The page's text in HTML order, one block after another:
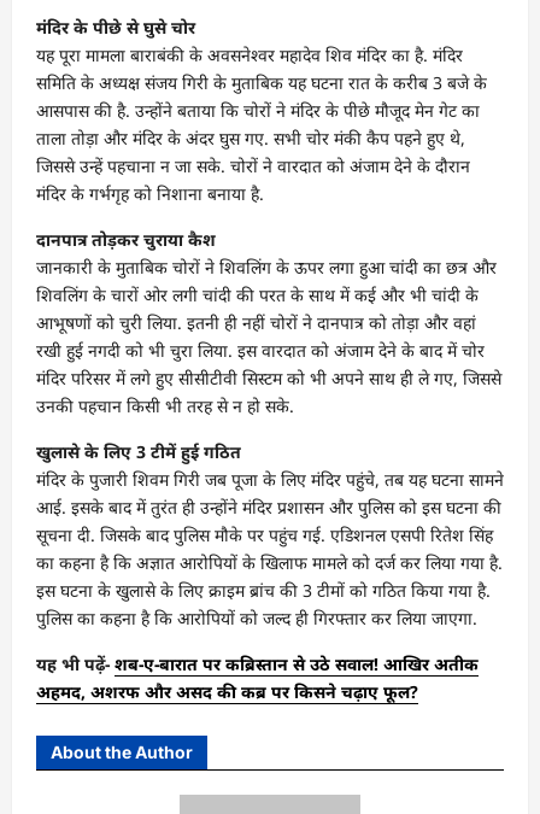
मंदिर के पीछे से घुसे चोर
यह पूरा मामला बाराबंकी के अवसनेश्वर महादेव शिव मंदिर का है. मंदिर
समिति के अध्यक्ष संजय गिरी के मुताबिक यह घटना रात के करीब 3 बजे के
आसपास की है. उन्होंने बताया कि चोरों ने मंदिर के पीछे मौजूद मेन गेट का
ताला तोड़ा और मंदिर के अंदर घुस गए. सभी चोर मंकी कैप पहने हुए थे,
जिससे उन्हें पहचाना न जा सके. चोरों ने वारदात को अंजाम देने के दौरान
मंदिर के गर्भगृह को निशाना बनाया है.
दानपात्र तोड़कर चुराया कैश
जानकारी के मुताबिक चोरों ने शिवलिंग के ऊपर लगा हुआ चांदी का छत्र और
शिवलिंग के चारों ओर लगी चांदी की परत के साथ में कई और भी चांदी के
आभूषणों को चुरी लिया. इतनी ही नहीं चोरों ने दानपात्र को तोड़ा और वहां
रखी हुई नगदी को भी चुरा लिया. इस वारदात को अंजाम देने के बाद में चोर
मंदिर परिसर में लगे हुए सीसीटीवी सिस्टम को भी अपने साथ ही ले गए, जिससे
उनकी पहचान किसी भी तरह से न हो सके.
खुलासे के लिए 3 टीमें हुई गठित
मंदिर के पुजारी शिवम गिरी जब पूजा के लिए मंदिर पहुंचे, तब यह घटना सामने
आई. इसके बाद में तुरंत ही उन्होंने मंदिर प्रशासन और पुलिस को इस घटना की
सूचना दी. जिसके बाद पुलिस मौके पर पहुंच गई. एडिशनल एसपी रितेश सिंह
का कहना है कि अज्ञात आरोपियों के खिलाफ मामले को दर्ज कर लिया गया है.
इस घटना के खुलासे के लिए क्राइम ब्रांच की 3 टीमों को गठित किया गया है.
पुलिस का कहना है कि आरोपियों को जल्द ही गिरफ्तार कर लिया जाएगा.
यह भी पढ़ें- शब-ए-बारात पर कब्रिस्तान से उठे सवाल! आखिर अतीक
अहमद, अशरफ और असद की कब्र पर किसने चढ़ाए फूल?
About the Author